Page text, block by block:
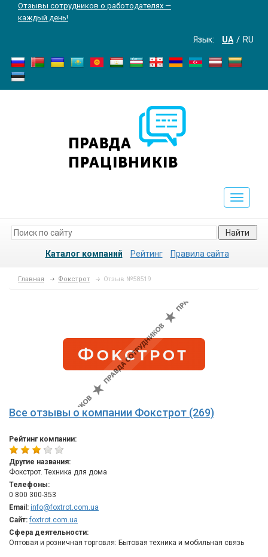
Отзывы сотрудников о работодателях —
каждый день!
Язык: UA RU
Toggle
Найти
Каталог компаний Рейтинг Правила сайта
Главная Фокстрот Отзыв №58519
Все отзывы о компании Фокстрот (269)
Рейтинг компании:
Другие названия:
Фокстрот. Техника для дома
Телефоны:
0 800 300-353
Email: info@foxtrot.com.ua
Сайт: foxtrot.com.ua
Сфера деятельности:
Оптовая и розничная торговля: Бытовая техника и мобильная связь